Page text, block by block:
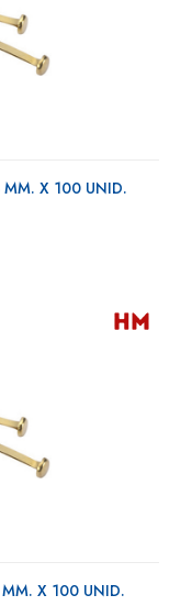
MM. X 100 UNID.
MM. X 100 UNID.